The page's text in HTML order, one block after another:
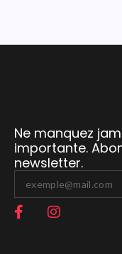
Ne manquez
importante.
newsletter.